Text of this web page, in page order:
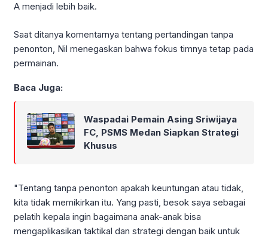
A menjadi lebih baik.
Saat ditanya komentarnya tentang pertandingan tanpa
penonton, Nil menegaskan bahwa fokus timnya tetap pada
permainan.
Baca Juga:
Waspadai Pemain Asing Sriwijaya
FC, PSMS Medan Siapkan Strategi
Khusus
"Tentang tanpa penonton apakah keuntungan atau tidak,
kita tidak memikirkan itu. Yang pasti, besok saya sebagai
pelatih kepala ingin bagaimana anak-anak bisa
mengaplikasikan taktikal dan strategi dengan baik untuk